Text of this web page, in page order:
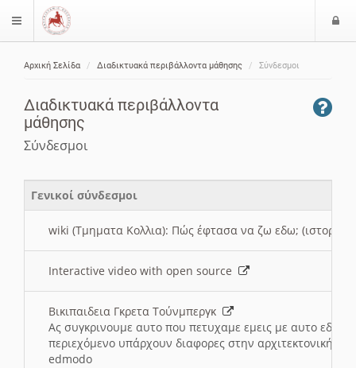
$langMenu
Αρχική Σελίδα Διαδικτυακά περιβάλλοντα μάθησης Σύνδεσμοι
Διαδικτυακά περιβάλλοντα
μάθησης
Σύνδεσμοι
Γενικοί σύνδεσμοι
wiki (Τμηματα Κολλια): Πώς έφτασα να ζω εδω; (ιστορια)
Interactive video with open source
Βικιπαιδεια Γκρετα Τούνμπεργκ
Ας συγκρινουμε αυτο που πετυχαμε εμεις με αυτο εδω
περιεχόμενο υπάρχουν διαφορες στην αρχιτεκτονική
edmodo